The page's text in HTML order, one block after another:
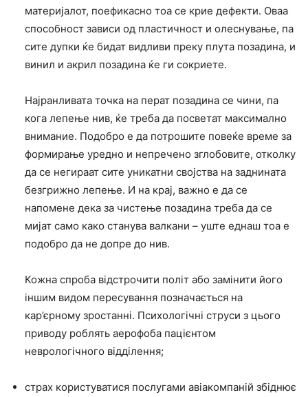
материјалот, поефикасно тоа се крие дефекти. Оваа
способност зависи од пластичност и олеснување, па
сите дупки ќе бидат видливи преку плута позадина, и
винил и акрил позадина ќе ги сокриете.
Најранливата точка на перат позадина се чини, па
кога лепење нив, ќе треба да посветат максимално
внимание. Подобро е да потрошите повеќе време за
формирање уредно и непречено зглобовите, отколку
да се негираат сите уникатни својства на заднината
безгрижно лепење. И на крај, важно е да се
напомене дека за чистење позадина треба да се
мијат само како станува валкани – уште еднаш тоа е
подобро да не допре до нив.
Кожна спроба відстрочити політ або замінити його
іншим видом пересування позначається на
кар’єрному зростанні. Психологічні струси з цього
приводу роблять аерофоба пацієнтом
неврологічного відділення;
страх користуватися послугами авіакомпаній збіднює